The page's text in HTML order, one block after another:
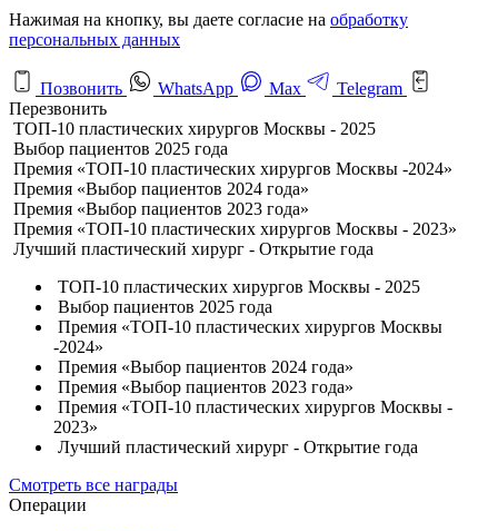
Нажимая на кнопку, вы даете согласие на обработку
персональных данных
Позвонить WhatsApp Max
Telegram
Перезвонить
ТОП-10 пластических хирургов Москвы - 2025
Выбор пациентов 2025 года
Премия «ТОП-10 пластических хирургов Москвы -2024»
Премия «Выбор пациентов 2024 года»
Премия «Выбор пациентов 2023 года»
Премия «ТОП-10 пластических хирургов Москвы - 2023»
Лучший пластический хирург - Открытие года
ТОП-10 пластических хирургов Москвы - 2025
Выбор пациентов 2025 года
Премия «ТОП-10 пластических хирургов Москвы
-2024»
Премия «Выбор пациентов 2024 года»
Премия «Выбор пациентов 2023 года»
Премия «ТОП-10 пластических хирургов Москвы -
2023»
Лучший пластический хирург - Открытие года
Смотреть все награды
Операции